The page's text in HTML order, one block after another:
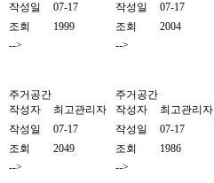
작성일
07-17
조회
1999
-->
작성일
07-17
조회
2004
-->
주거공간
작성자
최고관리자
작성일
07-17
조회
2049
-->
주거공간
작성자
최고관리자
작성일
07-17
조회
1986
-->